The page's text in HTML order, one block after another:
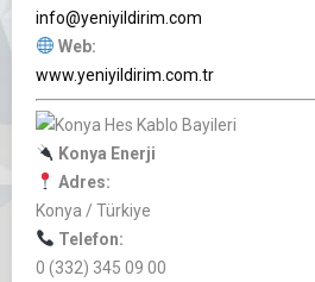
info@yeniyildirim.com
Web:
www.yeniyildirim.com.tr
Konya Enerji
Adres:
Konya / Türkiye
Telefon:
0 (332) 345 09 00